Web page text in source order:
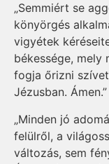
„Semmiért se
könyörgés
vigyétek
békessége, mely
fogja őrizni
Jézusban.
„Minden jó
felülről, a
változás, sem